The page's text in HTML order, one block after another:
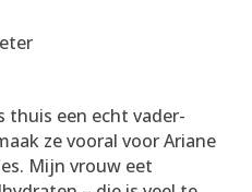
thuis een echt vader-
ze vooral voor Ariane
Mijn vrouw eet